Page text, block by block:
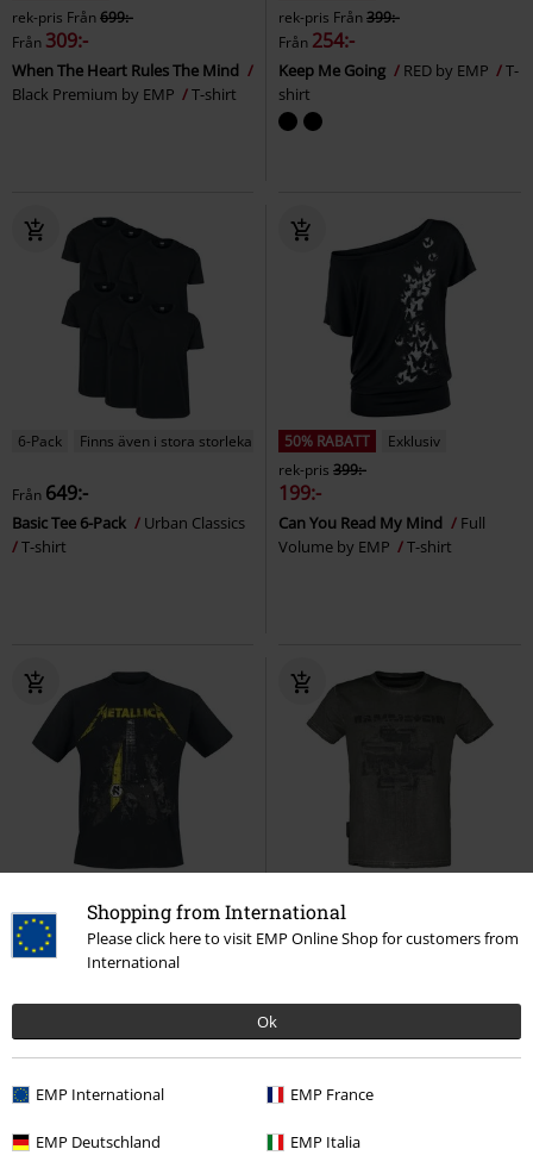
Shopping from International
Please click here to visit EMP Online Shop for customers from
International
Ok
EMP International EMP France
EMP Deutschland EMP Italia
rek-pris Från699:-
Från 309:-
When The Heart Rules The Mind
Black Premium by EMP
T-shirt
rek-pris Från399:-
Från 254:-
Keep Me Going RED by EMP
T-
shirt
6-Pack Finns även i stora storlekar
Från 649:-
Basic Tee 6-Pack
Urban Classics
T-shirt
50% RABATT
Exklusiv
rek-pris 399:-
199:-
Can You Read My Mind
Full
Volume by EMP
T-shirt
rek-pris
Från289:-
Från246:-
Hetfield Vulture Metallica
shirt
Från389:-
shirt